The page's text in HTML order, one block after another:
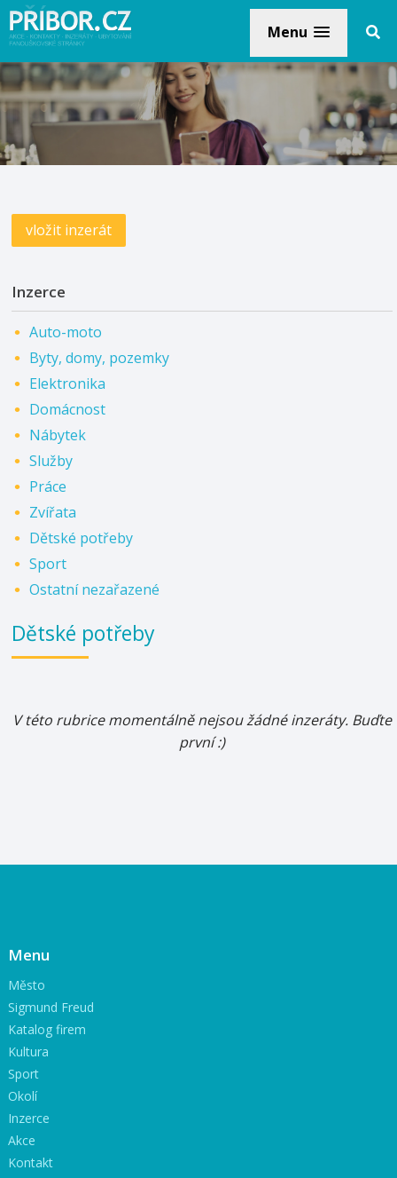
Menu
vložit inzerát
Inzerce
Auto-moto
Byty, domy, pozemky
Elektronika
Domácnost
Nábytek
Služby
Práce
Zvířata
Dětské potřeby
Sport
Ostatní nezařazené
Dětské potřeby
V této rubrice momentálně nejsou žádné inzeráty. Buďte
první :)
Menu
Město
Sigmund Freud
Katalog firem
Kultura
Sport
Okolí
Inzerce
Akce
Kontakt